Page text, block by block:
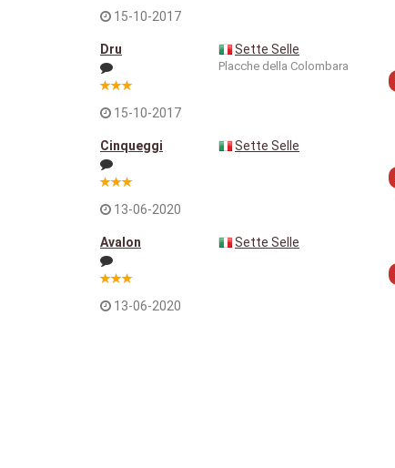
15-10-2017
Dru
15-10-2017
Sette Selle
Placche della Colombara
Cinqueggi
13-06-2020
Sette Selle
Avalon
13-06-2020
Sette Selle